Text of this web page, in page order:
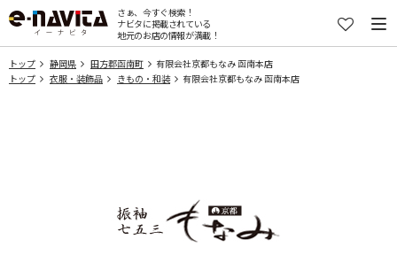
さぁ、今すぐ検索！
ナビタに掲載されている
地元のお店の情報が満載！
トップ 静岡県 田方郡函南町
有限会社京都もなみ 函南本店
トップ
衣服・装飾品 きもの・和装 有限会社京都もなみ 函南本店